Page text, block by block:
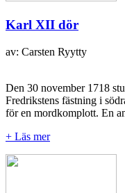
Karl XII dör
av: Carsten Ryytty
Den 30 november 1718
Fredrikstens fästning i
för en mordkomplott. En
+ Läs mer